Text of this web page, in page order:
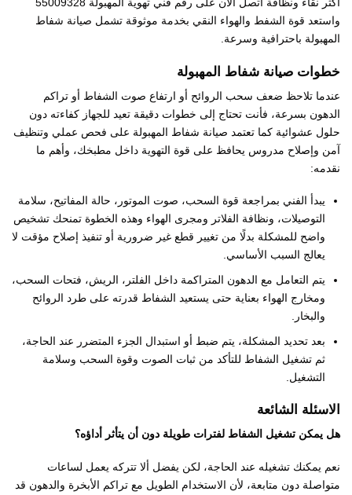
أكثر نقاء ونظافة اتصل الآن على رقم فني تهوية المهبولة 55009328
واستعد قوة الشفط والهواء النقي بخدمة موثوقة تشمل صيانة شفاط
المهبولة باحترافية وسرعة.
خطوات صيانة شفاط المهبولة
عندما تلاحظ ضعف سحب الروائح أو ارتفاع صوت الشفاط أو تراكم
الدهون بسرعة، فأنت تحتاج إلى خطوات دقيقة تعيد للجهاز كفاءته دون
حلول عشوائية كما تعتمد صيانة شفاط المهبولة على فحص عملي وتنظيف
آمن وإصلاح مدروس يحافظ على قوة التهوية داخل مطبخك، وأهم ما
نقدمه:
يبدأ الفني بمراجعة قوة السحب، صوت الموتور، حالة المفاتيح، سلامة
التوصيلات، ونظافة الفلاتر ومجرى الهواء وهذه الخطوة تمنحك تشخيص
واضح للمشكلة بدلًا من تغيير قطع غير ضرورية أو تنفيذ إصلاح مؤقت لا
يعالج السبب الأساسي.
يتم التعامل مع الدهون المتراكمة داخل الفلتر، الريش، فتحات السحب،
ومخارج الهواء بعناية حتى يستعيد الشفاط قدرته على طرد الروائح
والبخار.
بعد تحديد المشكلة، يتم ضبط أو استبدال الجزء المتضرر عند الحاجة،
ثم تشغيل الشفاط للتأكد من ثبات الصوت وقوة السحب وسلامة
التشغيل.
الاسئلة الشائعة
هل يمكن تشغيل الشفاط لفترات طويلة دون أن يتأثر أداؤه؟
نعم يمكنك تشغيله عند الحاجة، لكن يفضل ألا تتركه يعمل لساعات
متواصلة دون متابعة، لأن الاستخدام الطويل مع تراكم الأبخرة والدهون قد